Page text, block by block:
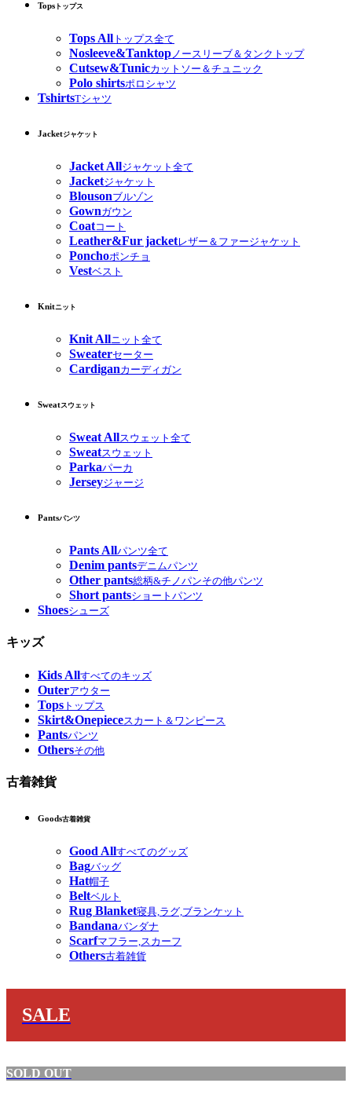
Tops トップス
Tops All トップス全て
Nosleeve&Tanktopノースリーブ＆タンクトップ
Cutsew&Tunicカットソー＆チュニック
Polo shirtsポロシャツ
TshirtsTシャツ
Jacketジャケット
Jacket Allジャケット全て
Jacketジャケット
Blousonブルゾン
Gownガウン
Coatコート
Leather&Fur jacketレザー＆ファージャケット
Ponchoポンチョ
Vestベスト
Knitニット
Knit Allニット全て
Sweaterセーター
Cardiganカーディガン
Sweatスウェット
Sweat Allスウェット全て
Sweatスウェット
Parkaパーカ
Jerseyジャージ
Pantsパンツ
Pants Allパンツ全て
Denim pantsデニムパンツ
Other pants総柄&チノパンその他パンツ
Short pantsショートパンツ
Shoesシューズ
キッズ
Kids Allすべてのキッズ
Outerアウター
Tops トップス
Skirt&Onepieceスカート＆ワンピース
Pantsパンツ
Othersその他
古着雑貨
Goods古着雑貨
Good Allすべてのグッズ
Bagバッグ
Hat帽子
Beltベルト
Rug Blanket寝具,ラグ,ブランケット
Bandanaバンダナ
Scarfマフラー,スカーフ
Others古着雑貨
SALE
SOLD OUT